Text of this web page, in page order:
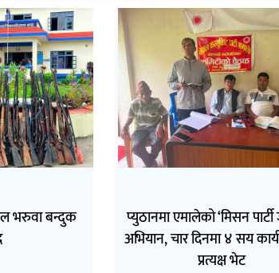
भरुवा बन्दुक
प्युठानमा एमालेको ‘मिसन
अभियान, चार दिनमा ४ सय
प्रत्यक्ष भेट